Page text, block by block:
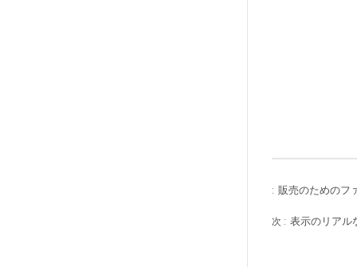
: 販売のためのフ
次 : 表示のリアル